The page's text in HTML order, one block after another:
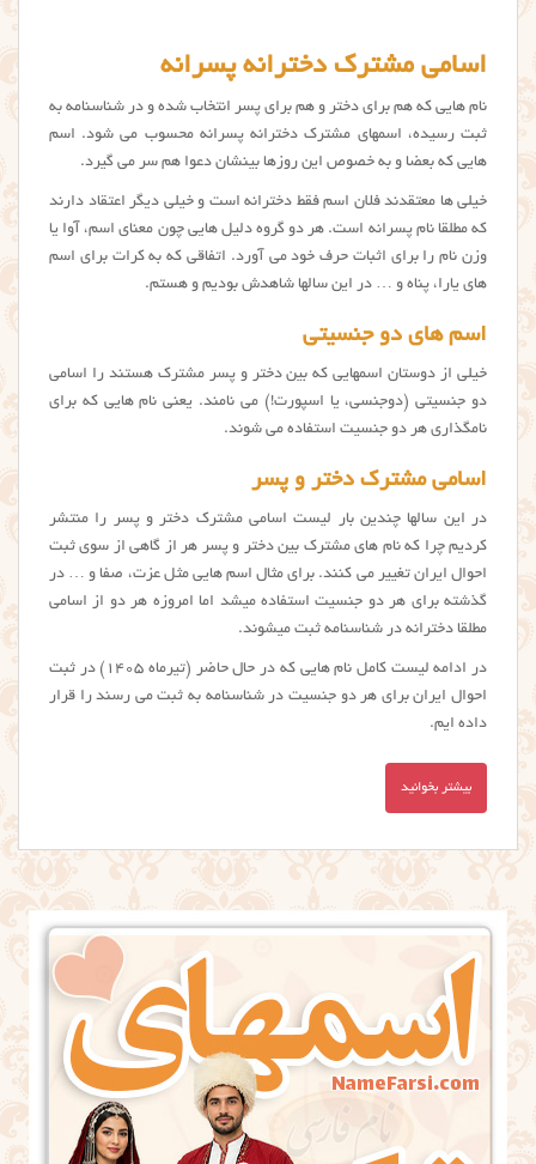
اسامی مشترک دخترانه پسرانه
نام هایی که هم برای دختر و هم برای پسر انتخاب شده و در شناسنامه به
ثبت رسیده، اسمهای مشترک دخترانه پسرانه محسوب می شود. اسم
هایی که بعضا و به خصوص این روزها بینشان دعوا هم سر می گیرد.
خیلی ها معتقدند فلان اسم فقط دخترانه است و خیلی دیگر اعتقاد دارند
که مطلقا نام پسرانه است. هر دو گروه دلیل هایی چون معنای اسم، آوا یا
وزن نام را برای اثبات حرف خود می آورد. اتفاقی که به کرات برای اسم
های یارا، پناه و … در این سالها شاهدش بودیم و هستم.
اسم های دو جنسیتی
خیلی از دوستان اسمهایی که بین دختر و پسر مشترک هستند را اسامی
دو جنسیتی (دوجنسی، یا اسپورت!) می نامند. یعنی نام هایی که برای
نامگذاری هر دو جنسیت استفاده می شوند.
اسامي مشترك دختر و پسر
در این سالها چندین بار لیست اسامی مشترک دختر و پسر را منتشر
کردیم چرا که نام های مشترک بین دختر و پسر هر از گاهی از سوی ثبت
احوال ایران تغییر می کنند. برای مثال اسم هایی مثل عزت، صفا و … در
گذشته برای هر دو جنسیت استفاده میشد اما امروزه هر دو از اسامی
مطلقا دخترانه در شناسنامه ثبت میشوند.
در ادامه لیست کامل نام هایی که در حال حاضر (تیرماه 1405) در ثبت
احوال ایران برای هر دو جنسیت در شناسنامه به ثبت می رسند را قرار
داده ایم.
بیشتر بخوانید